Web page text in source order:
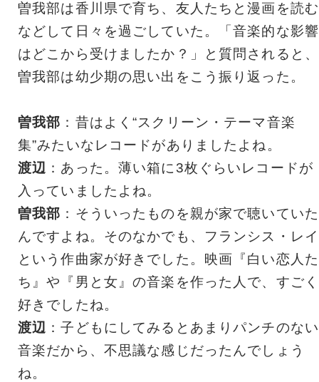
曽我部は香川県で育ち、友人たちと漫画を読む
などして日々を過ごしていた。「音楽的な影響
はどこから受けましたか？」と質問されると、
曽我部は幼少期の思い出をこう振り返った。
曽我部 ：昔はよく“スクリーン・テーマ音楽
集”みたいなレコードがありましたよね。
渡辺 ：あった。薄い箱に3枚ぐらいレコードが
入っていましたよね。
曽我部 ：そういったものを親が家で聴いていた
んですよね。そのなかでも、フランシス・レイ
という作曲家が好きでした。映画『白い恋人た
ち』や『男と女』の音楽を作った人で、すごく
好きでしたね。
渡辺 ：子どもにしてみるとあまりパンチのない
音楽だから、不思議な感じだったんでしょう
ね。